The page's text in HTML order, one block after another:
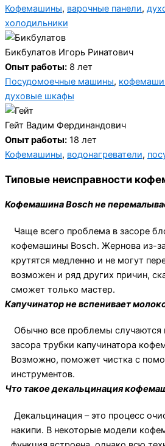
Кофемашины, варочные панели,
холодильники
Бикбулатов Игорь Ринатович
Опыт работы: 8 лет
Посудомоечные машины,
духовые шкафы
Гейт Вадим Фердинандович
Опыт работы: 18 лет
Кофемашины, водонагреватели,
Типовые неисправности
Кофемашина Bosch не
Чаще всего проблема в засоре
кофемашины Bosch. Жернова из-
крутятся медленно и не могут
возможен и ряд других причин,
сможет только мастер.
Капучинатор не вспенивает
Обычно все проблемы случаются
засора трубки капучинатора
Возможно, поможет чистка с
инструментов.
Что такое декальцинация
Декальцинация – это процесс
накипи. В некоторые модели